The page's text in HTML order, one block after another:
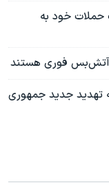
حملات خود به
آتش‌بس فوری هستند
تهدید جدید جمهوری